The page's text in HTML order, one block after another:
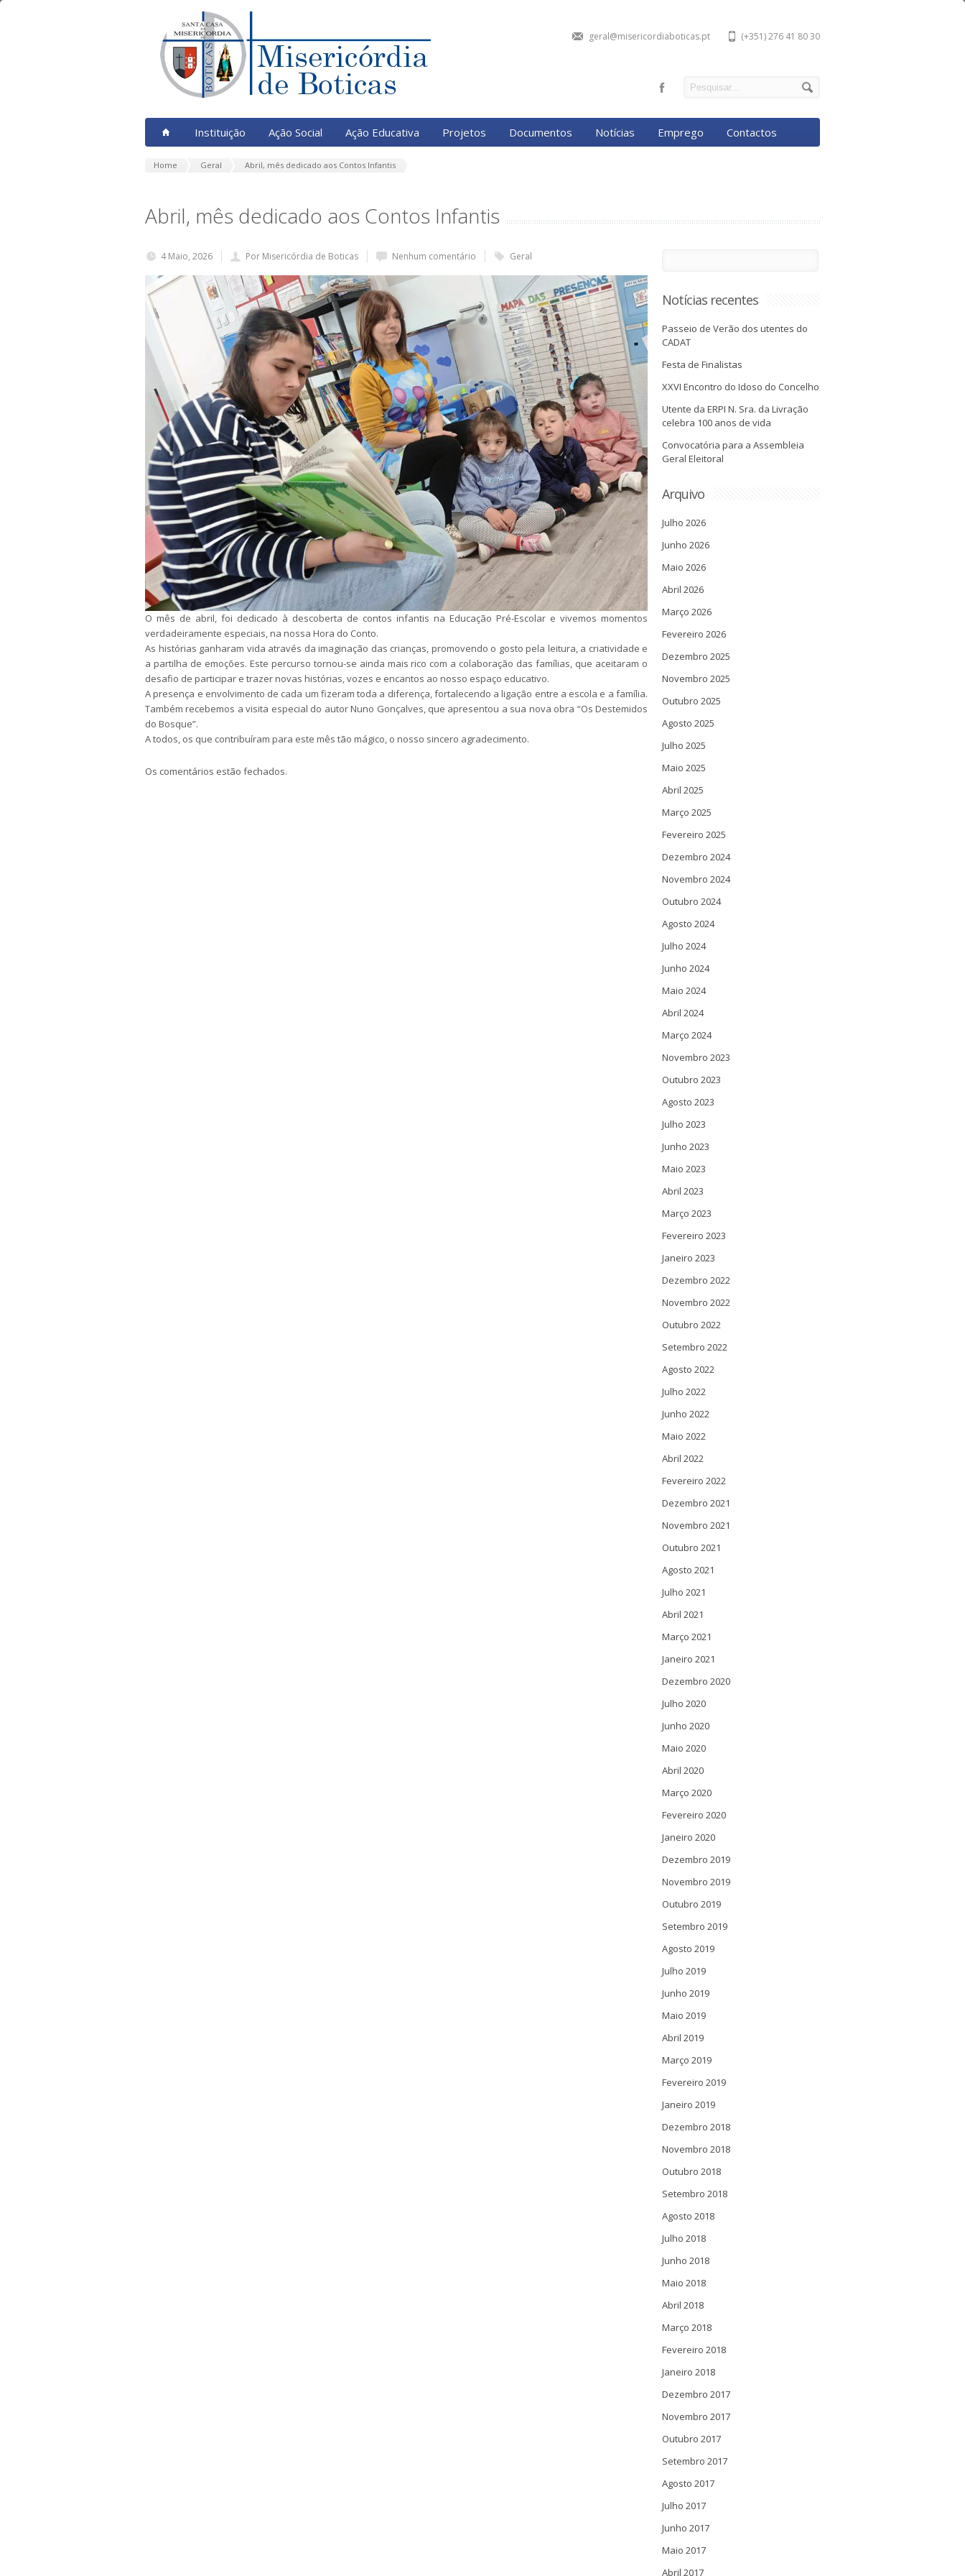
(+351) 276 41 80 30
geral@misericordiaboticas.pt
Instituição Ação Social Ação Educativa Projetos Documentos Notícias Emprego Contactos
Home Geral Abril, mês dedicado aos Contos Infantis
Abril, mês dedicado aos Contos Infantis
4 Maio, 2026 Por Misericórdia de Boticas Nenhum comentário Geral
O mês de abril, foi dedicado à descoberta de contos infantis na Educação Pré-Escolar e vivemos momentos
verdadeiramente especiais, na nossa Hora do Conto.
As histórias ganharam vida através da imaginação das crianças, promovendo o gosto pela leitura, a criatividade e
a partilha de emoções. Este percurso tornou-se ainda mais rico com a colaboração das famílias, que aceitaram o
desafio de participar e trazer novas histórias, vozes e encantos ao nosso espaço educativo.
A presença e envolvimento de cada um fizeram toda a diferença, fortalecendo a ligação entre a escola e a família.
Também recebemos a visita especial do autor Nuno Gonçalves, que apresentou a sua nova obra “Os Destemidos
do Bosque”.
A todos, os que contribuíram para este mês tão mágico, o nosso sincero agradecimento.
Os comentários estão fechados.
Notícias recentes
Passeio de Verão dos utentes do
CADAT
Festa de Finalistas
XXVI Encontro do Idoso do Concelho
Utente da ERPI N. Sra. da Livração
celebra 100 anos de vida
Convocatória para a Assembleia
Geral Eleitoral
Arquivo
Julho 2026
Junho 2026
Maio 2026
Abril 2026
Março 2026
Fevereiro 2026
Dezembro 2025
Novembro 2025
Outubro 2025
Agosto 2025
Julho 2025
Maio 2025
Abril 2025
Março 2025
Fevereiro 2025
Dezembro 2024
Novembro 2024
Outubro 2024
Agosto 2024
Julho 2024
Junho 2024
Maio 2024
Abril 2024
Março 2024
Novembro 2023
Outubro 2023
Agosto 2023
Julho 2023
Junho 2023
Maio 2023
Abril 2023
Março 2023
Fevereiro 2023
Janeiro 2023
Dezembro 2022
Novembro 2022
Outubro 2022
Setembro 2022
Agosto 2022
Julho 2022
Junho 2022
Maio 2022
Abril 2022
Fevereiro 2022
Dezembro 2021
Novembro 2021
Outubro 2021
Agosto 2021
Julho 2021
Abril 2021
Março 2021
Janeiro 2021
Dezembro 2020
Julho 2020
Junho 2020
Maio 2020
Abril 2020
Março 2020
Fevereiro 2020
Janeiro 2020
Dezembro 2019
Novembro 2019
Outubro 2019
Setembro 2019
Agosto 2019
Julho 2019
Junho 2019
Maio 2019
Abril 2019
Março 2019
Fevereiro 2019
Janeiro 2019
Dezembro 2018
Novembro 2018
Outubro 2018
Setembro 2018
Agosto 2018
Julho 2018
Junho 2018
Maio 2018
Abril 2018
Março 2018
Fevereiro 2018
Janeiro 2018
Dezembro 2017
Novembro 2017
Outubro 2017
Setembro 2017
Agosto 2017
Julho 2017
Junho 2017
Maio 2017
Abril 2017